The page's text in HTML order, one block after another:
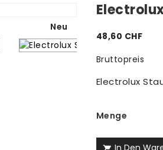
Neu
48,60 CHF
Bruttopreis
Electrolux
Menge
In Den